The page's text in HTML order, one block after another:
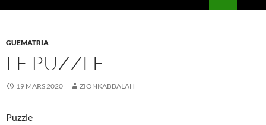
GUEMATRIA
LE PUZZLE
19 MARS 2020 ZIONKABBALAH
Puzzle